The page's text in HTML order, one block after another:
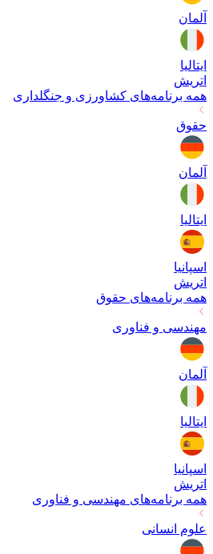
آلمان
ایتالیا
اتریش
همه برنامه‌های کشاورزی و جنگلداری
حقوق
آلمان
ایتالیا
اسپانیا
اتریش
همه برنامه‌های حقوق
مهندسی و فناوری
آلمان
ایتالیا
اسپانیا
اتریش
همه برنامه‌های مهندسی و فناوری
علوم انسانی